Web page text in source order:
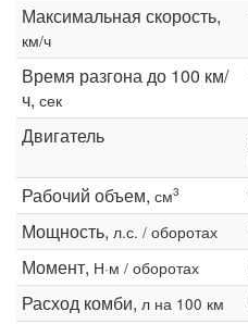
Максимальная скорость,
км/ч
Время разгона до 100 км/
ч, сек
Двигатель
Рабочий объем, см3
Мощность, л.с. / оборотах
Момент, Н·м / оборотах
Расход комби, л на 100 км